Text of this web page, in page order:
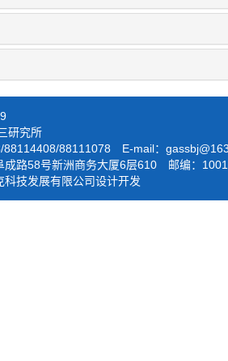
研究所
88114408/88111078 E-mail：
成路58号新洲商务大厦6层610 邮编：
技发展有限公司设计开发